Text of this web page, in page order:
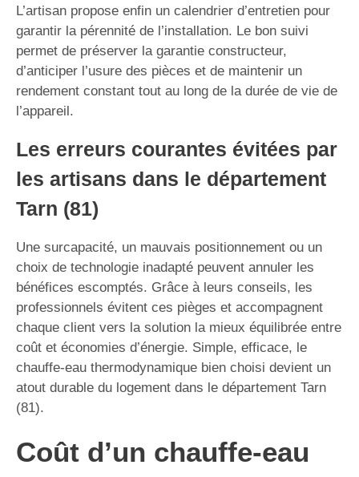
L’artisan propose enfin un calendrier d’entretien pour
garantir la pérennité de l’installation. Le bon suivi
permet de préserver la garantie constructeur,
d’anticiper l’usure des pièces et de maintenir un
rendement constant tout au long de la durée de vie de
l’appareil.
Les erreurs courantes évitées par
les artisans dans le département
Tarn (81)
Une surcapacité, un mauvais positionnement ou un
choix de technologie inadapté peuvent annuler les
bénéfices escomptés. Grâce à leurs conseils, les
professionnels évitent ces pièges et accompagnent
chaque client vers la solution la mieux équilibrée entre
coût et économies d’énergie. Simple, efficace, le
chauffe-eau thermodynamique bien choisi devient un
atout durable du logement dans le département Tarn
(81).
Coût d’un chauffe-eau